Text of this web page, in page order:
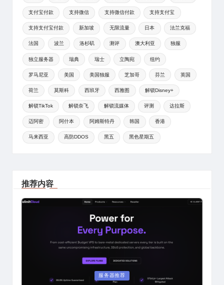
支付宝付款 支持微信 支持微信付款 支持支付宝
支持支付宝付款 新加坡 无限流量 日本 法兰克福
法国 波兰 洛杉矶 测评 澳大利亚 独服
独立服务器 瑞典 瑞士 立陶宛 纽约
罗马尼亚 美国 美国独服 芝加哥 芬兰 英国
荷兰 莫斯科 西班牙 西雅图 解锁Disney+
解锁TikTok 解锁奈飞 解锁流媒体 评测 达拉斯
迈阿密 阿什本 阿姆斯特丹 韩国 香港
马来西亚 高防DDOS 黑五 黑色星期五
推荐内容
服务器推荐